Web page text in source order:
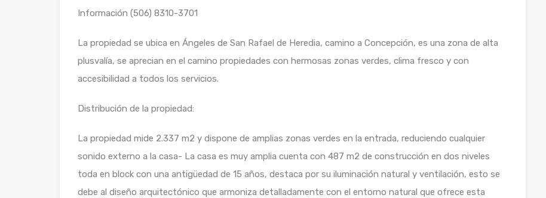
Información (506) 8310-3701
La propiedad se ubica en Ángeles de San Rafael de Heredia, camino a Concepción, es una zona de alta
plusvalía, se aprecian en el camino propiedades con hermosas zonas verdes, clima fresco y con
accesibilidad a todos los servicios.
Distribución de la propiedad:
La propiedad mide 2.337 m2 y dispone de amplias zonas verdes en la entrada, reduciendo cualquier
sonido externo a la casa- La casa es muy amplia cuenta con 487 m2 de construcción en dos niveles
toda en block con una antigüedad de 15 años, destaca por su iluminación natural y ventilación, esto se
debe al diseño arquitectónico que armoniza detalladamente con el entorno natural que ofrece esta